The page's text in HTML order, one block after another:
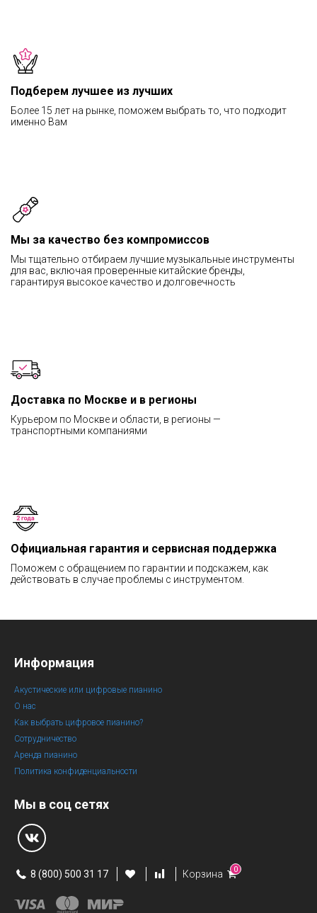
Подберем лучшее из лучших
Более 15 лет на рынке, поможем выбрать то, что подходит
именно Вам
Мы за качество без компромиссов
Мы тщательно отбираем лучшие музыкальные инструменты
для вас, включая проверенные китайские бренды,
гарантируя высокое качество и долговечность
Доставка по Москве и в регионы
Курьером по Москве и области, в регионы —
транспортными компаниями
Официальная гарантия и сервисная поддержка
Поможем с обращением по гарантии и подскажем, как
действовать в случае проблемы с инструментом.
Информация
Акустические или цифровые пианино
О нас
Как выбрать цифровое пианино?
Сотрудничество
Аренда пианино
Политика конфиденциальности
Мы в соц сетях
8 (800) 500 31 17 Корзина 0